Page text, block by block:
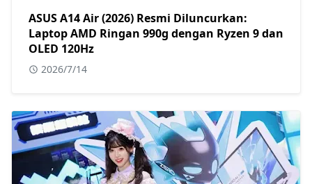
ASUS A14 Air (2026) Resmi Diluncurkan:
Laptop AMD Ringan 990g dengan Ryzen 9 dan
OLED 120Hz
2026/7/14